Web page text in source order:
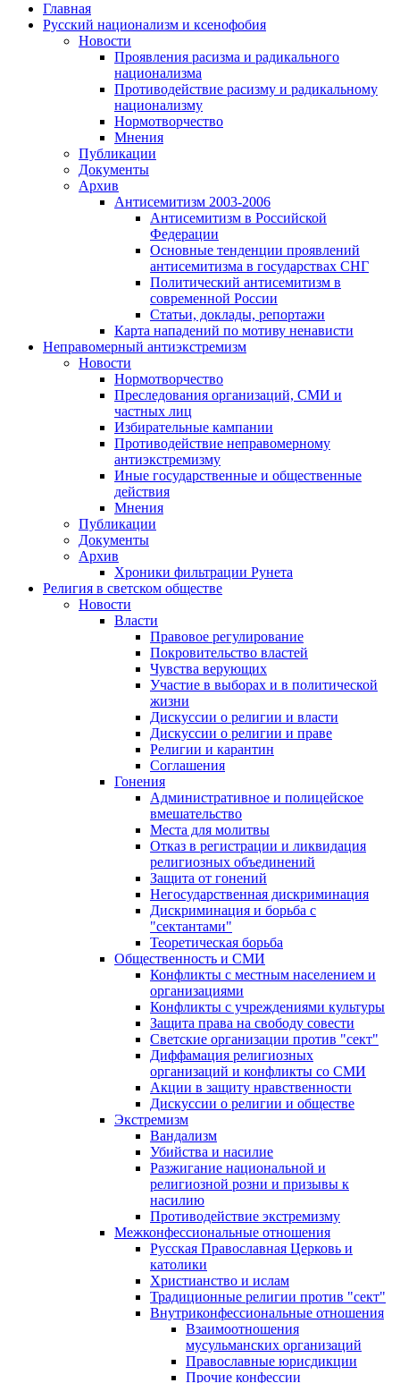
Главная
Русский национализм и ксенофобия
Новости
Проявления расизма и радикального
национализма
Противодействие расизму и радикальному
национализму
Нормотворчество
Мнения
Публикации
Документы
Архив
Антисемитизм 2003-2006
Антисемитизм в Российской
Федерации
Основные тенденции проявлений
антисемитизма в государствах СНГ
Политический антисемитизм в
современной России
Статьи, доклады, репортажи
Карта нападений по мотиву ненависти
Неправомерный антиэкстремизм
Новости
Нормотворчество
Преследования организаций, СМИ и
частных лиц
Избирательные кампании
Противодействие неправомерному
антиэкстремизму
Иные государственные и общественные
действия
Мнения
Публикации
Документы
Архив
Хроники фильтрации Рунета
Религия в светском обществе
Новости
Власти
Правовое регулирование
Покровительство властей
Чувства верующих
Участие в выборах и в политической
жизни
Дискуссии о религии и власти
Дискуссии о религии и праве
Религии и карантин
Соглашения
Гонения
Административное и полицейское
вмешательство
Места для молитвы
Отказ в регистрации и ликвидация
религиозных объединений
Защита от гонений
Негосударственная дискриминация
Дискриминация и борьба с
"сектантами"
Теоретическая борьба
Общественность и СМИ
Конфликты с местным населением и
организациями
Конфликты с учреждениями культуры
Защита права на свободу совести
Светские организации против "сект"
Диффамация религиозных
организаций и конфликты со СМИ
Акции в защиту нравственности
Дискуссии о религии и обществе
Экстремизм
Вандализм
Убийства и насилие
Разжигание национальной и
религиозной розни и призывы к
насилию
Противодействие экстремизму
Межконфессиональные отношения
Русская Православная Церковь и
католики
Христианство и ислам
Традиционные религии против "сект"
Внутриконфессиональные отношения
Взаимоотношения
мусульманских организаций
Православные юрисдикции
Прочие конфессии